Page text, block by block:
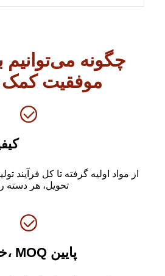
چگونه می‌توانیم
موفقیت کمک
از مواد اولیه گرفته تا کل فرآیند
تحویل، هر دسته
خدمات سفارشی، MOQ پایین